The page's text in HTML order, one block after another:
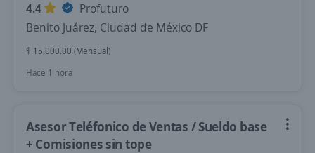
4.4
Profuturo
Benito Juárez, Ciudad de México DF
$ 15,000.00 (Mensual)
Hace 1 hora
Asesor Teléfonico de Ventas / Sueldo base
+ Comisiones sin tope